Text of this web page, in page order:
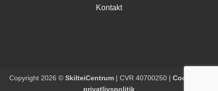
Kontakt
Copyright 2026 © SkilteiCentrum| CVR 40700250 | Cookie- og
privatlivspolitik